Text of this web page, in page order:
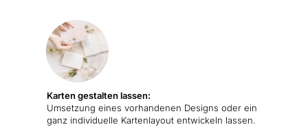
Karten gestalten lassen:
Umsetzung eines vorhandenen Designs oder ein
ganz individuelle Kartenlayout entwickeln lassen.